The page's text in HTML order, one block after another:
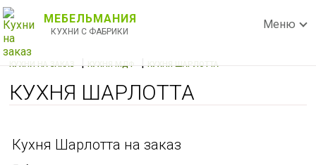
МЕБЕЛЬМАНИЯ
КУХНИ С ФАБРИКИ
Меню
КУХНИ НА ЗАКАЗ |КУХНЯ МДФ |КУХНЯ ШАРЛОТТА
КУХНЯ ШАРЛОТТА
Кухня Шарлотта на заказ